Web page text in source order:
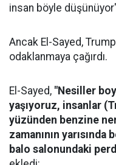
insan böyle
Ancak El-Sayed,
odaklanmaya çağırdı.
El-Sayed, "Nesiller
yaşıyoruz, insanlar
yüzünden benzine
zamanının
balo salonundaki